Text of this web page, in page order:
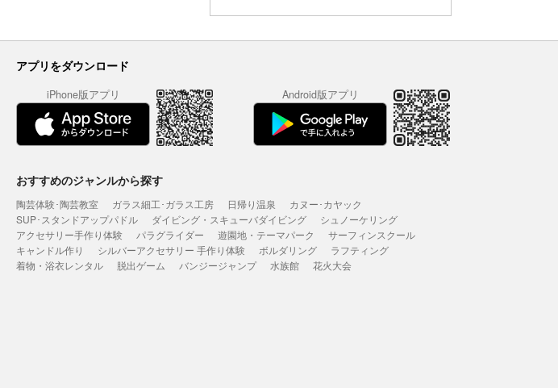
アプリをダウンロード
iPhone版アプリ Android版アプリ
おすすめのジャンルから探す
陶芸体験･陶芸教室 ガラス細工･ガラス工房 日帰り温泉
カヌー･カヤック
SUP･スタンドアップパドル
ダイビング・スキューバダイビング
シュノーケリング
アクセサリー手作り体験
パラグライダー 遊園地・テーマパーク
サーフィンスクール
キャンドル作り
シルバーアクセサリー 手作り体験 ボルダリング
ラフティング
着物・浴衣レンタル
脱出ゲーム バンジージャンプ 水族館 花火大会